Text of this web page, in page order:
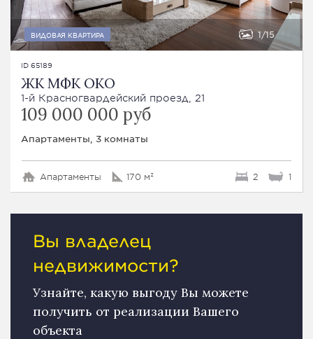
ВИДОВАЯ КВАРТИРА 1 15
ID 65189
ЖК МФК ОКО
1-й Красногвардейский проезд, 21
109 000 000 руб
Апартаменты, 3 комнаты
Апартаменты 170 м² 2 1
Вы владелец
недвижимости?
Узнайте, какую выгоду Вы можете
получить от реализации Вашего
объекта